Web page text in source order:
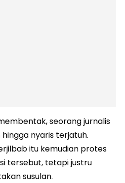
seorang jurnalis
nyaris terjatuh.
itu kemudian protes
tersebut, tetapi justru
susulan.